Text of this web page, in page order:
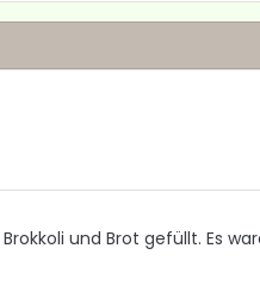
und Brot gefüllt. Es